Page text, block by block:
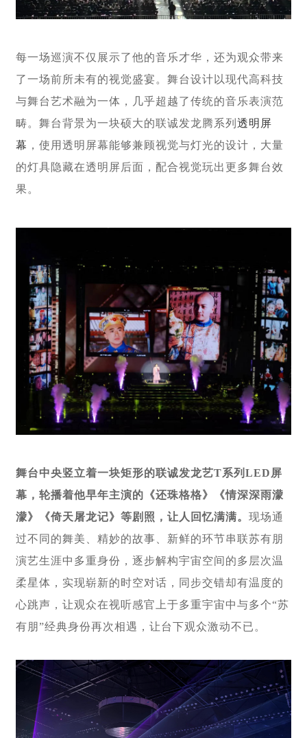
每一场巡演不仅展示了他的音乐才华，还为观众带来
了一场前所未有的视觉盛宴。舞台设计以现代高科技
与舞台艺术融为一体，几乎超越了传统的音乐表演范
畴。舞台背景为一块硕大的联诚发龙腾系列 透明屏
幕 ，使用透明屏幕能够兼顾视觉与灯光的设计，大量
的灯具隐藏在透明屏后面，配合视觉玩出更多舞台效
果。
舞台中央竖立着一块矩形的联诚发龙艺T系列LED屏
幕，轮播着他早年主演的《还珠格格》《情深深雨濛
濛》《倚天屠龙记》等剧照，让人回忆满满。 现场通
过不同的舞美、精妙的故事、新鲜的环节串联苏有朋
演艺生涯中多重身份，逐步解构宇宙空间的多层次温
柔星体，实现崭新的时空对话，同步交错却有温度的
心跳声，让观众在视听感官上于多重宇宙中与多个“苏
有朋”经典身份再次相遇，让台下观众激动不已。